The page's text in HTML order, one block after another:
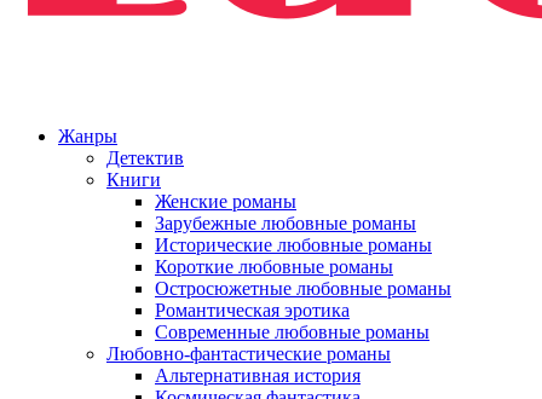
Жанры
Детектив
Книги
Женские романы
Зарубежные любовные романы
Исторические любовные романы
Короткие любовные романы
Остросюжетные любовные романы
Романтическая эротика
Современные любовные романы
Любовно-фантастические романы
Альтернативная история